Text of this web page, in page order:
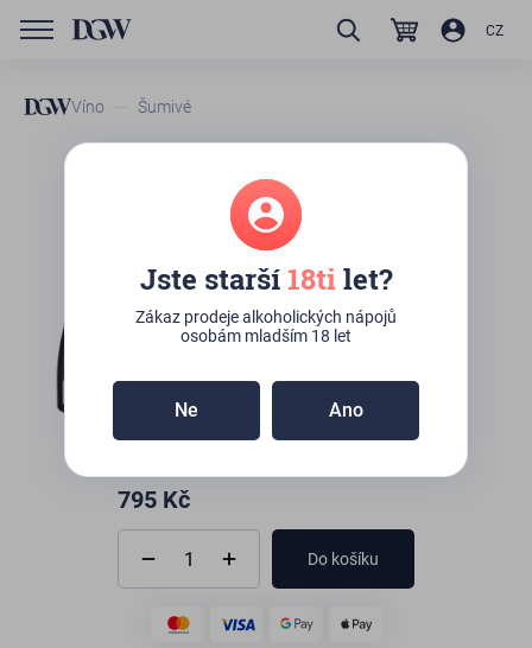
CZ
Víno Šumivé
GTIN/EAN 3120581471871
Chartron et Trébuchet
Crémant de Bourgogne
K osobnímu odběru:6ks (Kateřinská 492/10,
795 Kč
Do košíku
Jste starší18tilet?
Zákaz prodeje alkoholických nápojů
osobám mladším 18 let
Ne Ano